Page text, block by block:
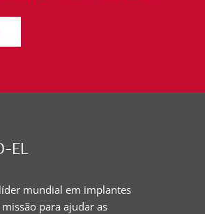
EL
mundial em implantes
para ajudar as